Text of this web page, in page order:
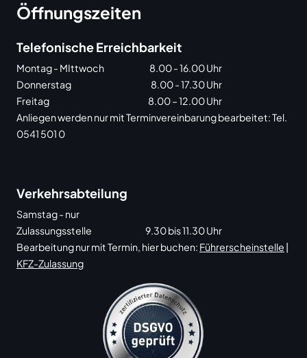
Öffnungszeiten
Telefonische Erreichbarkeit
Montag - MIttwoch
8.00 - 16.00 Uhr
Donnerstag
8.00 - 17.30 Uhr
Freitag
8.00 – 12.00 Uhr
Anliegen werden nur mit Terminvereinbarung bearbeitet: Tel.
0541 501 0
Verkehrsabteilung
Samstag - nur
Zulassungsstelle
9.30 bis 11.30 Uhr
Bearbeitung nur mit Termin, hier buchen: Führerscheinstelle |
KFZ-Zulassung